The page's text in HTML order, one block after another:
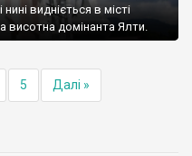
видніється в місті
висотна домінанта Ялти.
5 Далі »